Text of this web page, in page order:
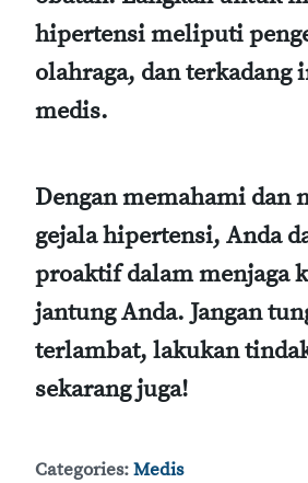
hipertensi meliputi
olahraga, dan terkadang
medis.
Dengan memahami dan
gejala hipertensi, Anda
proaktif dalam menjaga
jantung Anda. Jangan
terlambat, lakukan
sekarang juga!
Categories:Medis